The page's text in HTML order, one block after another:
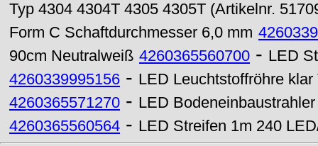
Typ 4304 4304T 4305 4305T (Artikelnr.
Form C Schaftdurchmesser 6,0 mm
90cm Neutralweiß 4260365560700 - LED
4260339995156 - LED Leuchtstoffröhre
4260365571270 - LED
4260365560564 - LED Streifen 1m 240